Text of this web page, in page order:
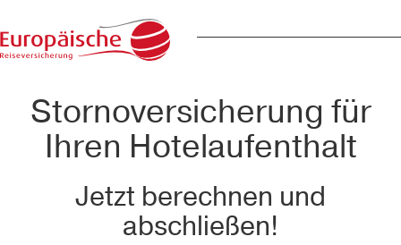
Stornoversicherung für
Ihren Hotelaufenthalt
Jetzt berechnen und
abschließen!